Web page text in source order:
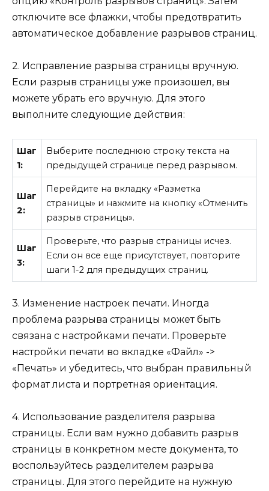
отключите все флажки, чтобы предотвратить
автоматическое добавление разрывов страниц.
2. Исправление разрыва страницы вручную.
Если разрыв страницы уже произошел, вы
можете убрать его вручную. Для этого
выполните следующие действия:
Шаг
1:
Выберите последнюю строку текста на
предыдущей странице перед разрывом.
Шаг
2:
Перейдите на вкладку «Разметка
страницы» и нажмите на кнопку «Отменить
разрыв страницы».
Шаг
3:
Проверьте, что разрыв страницы исчез.
Если он все еще присутствует, повторите
шаги 1-2 для предыдущих страниц.
3. Изменение настроек печати. Иногда
проблема разрыва страницы может быть
связана с настройками печати. Проверьте
настройки печати во вкладке «Файл» ->
«Печать» и убедитесь, что выбран правильный
формат листа и портретная ориентация.
4. Использование разделителя разрыва
страницы. Если вам нужно добавить разрыв
страницы в конкретном месте документа, то
воспользуйтесь разделителем разрыва
страницы. Для этого перейдите на нужную